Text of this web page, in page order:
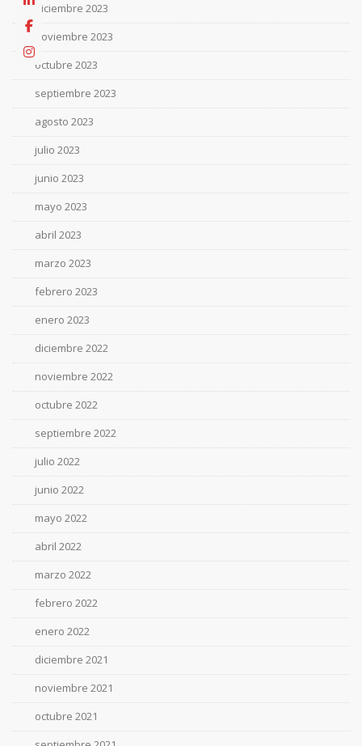
diciembre 2023
noviembre 2023
octubre 2023
septiembre 2023
agosto 2023
julio 2023
junio 2023
mayo 2023
abril 2023
marzo 2023
febrero 2023
enero 2023
diciembre 2022
noviembre 2022
octubre 2022
septiembre 2022
julio 2022
junio 2022
mayo 2022
abril 2022
marzo 2022
febrero 2022
enero 2022
diciembre 2021
noviembre 2021
octubre 2021